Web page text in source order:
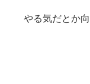
やる気だとか